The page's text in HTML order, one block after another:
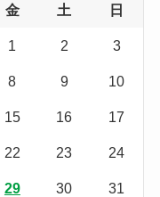
金 土 日
1 2 3
8 9 10
15 16 17
22 23 24
29 30 31